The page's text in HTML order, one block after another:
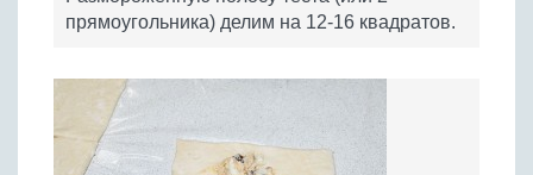
прямоугольника) делим на 12-16 квадратов.